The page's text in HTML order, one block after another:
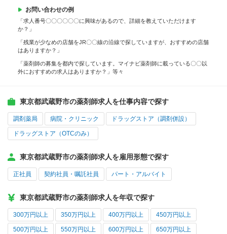
お問い合わせの例
「求人番号〇〇〇〇〇〇に興味があるので、詳細を教えていただけます
か？」
「残業が少なめの店舗をJR〇〇線の沿線で探していますが、おすすめの店舗
はありますか？」
「薬剤師の募集を都内で探しています。マイナビ薬剤師に載っている〇〇以
外におすすめの求人はありますか？」等々
東京都武蔵野市の薬剤師求人を仕事内容で探す
調剤薬局 病院・クリニック ドラッグストア（調剤併設）
ドラッグストア（OTCのみ）
東京都武蔵野市の薬剤師求人を雇用形態で探す
正社員 契約社員・嘱託社員 パート・アルバイト
東京都武蔵野市の薬剤師求人を年収で探す
300万円以上 350万円以上 400万円以上 450万円以上
500万円以上 550万円以上 600万円以上 650万円以上